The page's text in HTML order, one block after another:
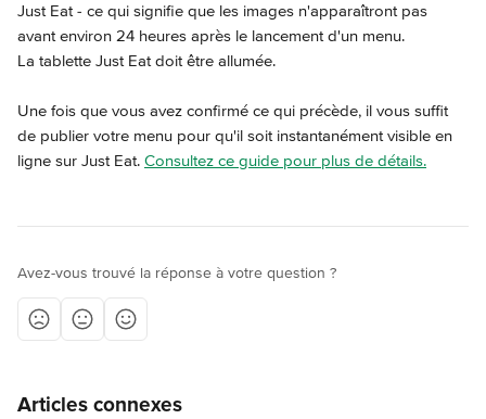
Just Eat - ce qui signifie que les images n'apparaîtront pas
avant environ 24 heures après le lancement d'un menu.
La tablette Just Eat doit être allumée.
Une fois que vous avez confirmé ce qui précède, il vous suffit
de publier votre menu pour qu'il soit instantanément visible en
ligne sur Just Eat. Consultez ce guide pour plus de détails.
Avez-vous trouvé la réponse à votre question ?
Articles connexes